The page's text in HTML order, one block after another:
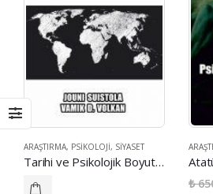
ARAŞTIRMA, PSIKOLOJI, SIYASET
Tarihi ve Psikolojik Boyutlarıyla Uluslararası Terörizm
₺